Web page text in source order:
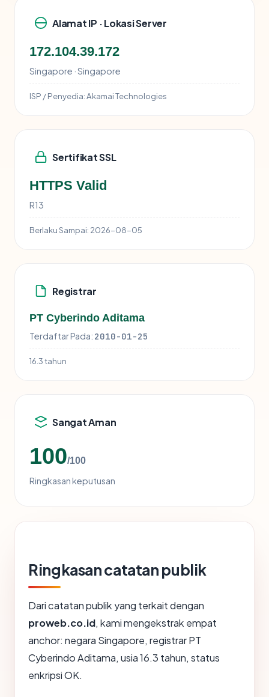
Alamat IP · Lokasi Server
172.104.39.172
Singapore · Singapore
ISP / Penyedia:Akamai Technologies
Sertifikat SSL
HTTPS Valid
R13
Berlaku Sampai: 2026-08-05
Registrar
PT Cyberindo Aditama
Terdaftar Pada: 2010-01-25
16.3 tahun
Sangat Aman
100/100
Ringkasan keputusan
Ringkasan catatan publik
Dari catatan publik yang terkait dengan
proweb.co.id, kami mengekstrak empat
anchor: negara Singapore, registrar PT
Cyberindo Aditama, usia 16.3 tahun, status
enkripsi OK.